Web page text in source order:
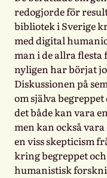
redogjorde för
bibliotek i Sverige
med digital
man i de allra
nyligen har börjat
Diskussionen på
om själva
det både kan vara
men kan också
en viss skepticism
kring begreppet
humanistisk